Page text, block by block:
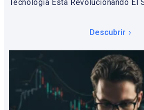
Tecnología Está Revolucionando El
Descubrir